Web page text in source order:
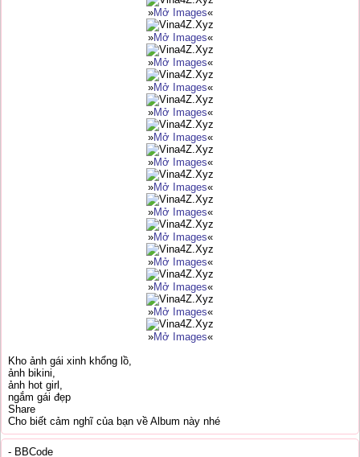
»Mở Images«
»Mở Images«
»Mở Images«
»Mở Images«
»Mở Images«
»Mở Images«
»Mở Images«
»Mở Images«
»Mở Images«
»Mở Images«
»Mở Images«
»Mở Images«
»Mở Images«
»Mở Images«
Kho ảnh gái xinh khổng lồ,
ảnh bikini,
ảnh hot girl,
ngắm gái đẹp
Share
Cho biết cảm nghĩ của bạn về Album này nhé
- BBCode